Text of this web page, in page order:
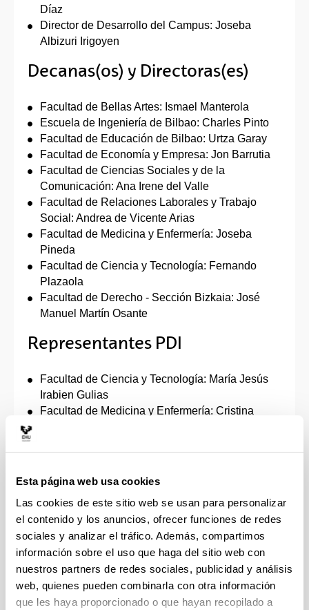
Esta página web usa cookies
Las cookies de este sitio web se usan para personalizar
el contenido y los anuncios, ofrecer funciones de redes
sociales y analizar el tráfico. Además, compartimos
información sobre el uso que haga del sitio web con
nuestros partners de redes sociales, publicidad y análisis
web, quienes pueden combinarla con otra información
que les haya proporcionado o que hayan recopilado a
Díaz
Director de Desarrollo del Campus: Joseba
Albizuri Irigoyen
Decanas(os) y Directoras(es)
Facultad de Bellas Artes: Ismael Manterola
Escuela de Ingeniería de Bilbao: Charles Pinto
Facultad de Educación de Bilbao: Urtza Garay
Facultad de Economía y Empresa: Jon Barrutia
Facultad de Ciencias Sociales y de la
Comunicación: Ana Irene del Valle
Facultad de Relaciones Laborales y Trabajo
Social: Andrea de Vicente Arias
Facultad de Medicina y Enfermería: Joseba
Pineda
Facultad de Ciencia y Tecnología: Fernando
Plazaola
Facultad de Derecho - Sección Bizkaia: José
Manuel Martín Osante
Representantes PDI
Facultad de Ciencia y Tecnología: María Jesús
Irabien Gulias
Facultad de Medicina y Enfermería: Cristina
Facultad de Economía y Empresa: Jesús María
Valdaliso Gago
Facultad de Ciencias Sociales y de la
Comunicación: Esteban Arlucea Ruíz
Facultad de Bellas Artes: Arantza Lauzirika
Facultad de Educación de Bilbao: Jose Ramon
Díez López
Facultad de Relaciones Laborales y Trabajo
Social y Facultad de Derecho - Sección Bizkaia: